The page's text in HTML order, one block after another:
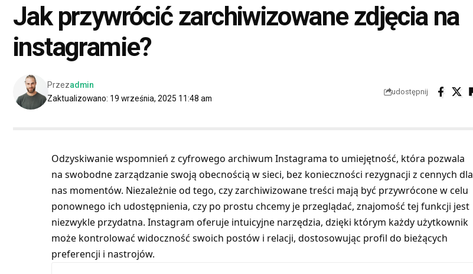
Jak przywrócić zarchiwizowane zdjęcia na
instagramie?
Zaktualizowano: 19 września, 2025 11:48 am
Przezadmin
udostępnij
Odzyskiwanie wspomnień z cyfrowego archiwum Instagrama to umiejętność, która pozwala
na swobodne zarządzanie swoją obecnością w sieci, bez konieczności rezygnacji z cennych dla
nas momentów. Niezależnie od tego, czy zarchiwizowane treści mają być przywrócone w celu
ponownego ich udostępnienia, czy po prostu chcemy je przeglądać, znajomość tej funkcji jest
niezwykle przydatna. Instagram oferuje intuicyjne narzędzia, dzięki którym każdy użytkownik
może kontrolować widoczność swoich postów i relacji, dostosowując profil do bieżących
preferencji i nastrojów.